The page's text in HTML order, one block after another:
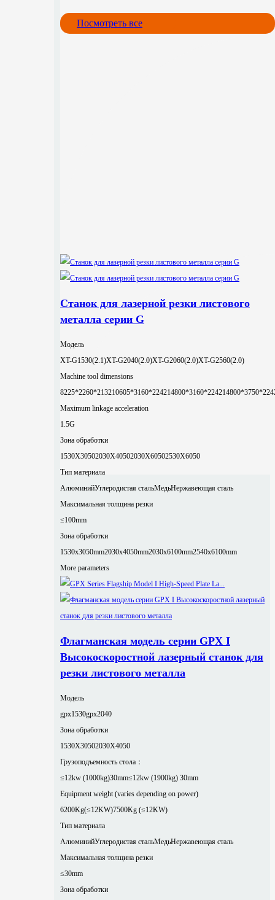
Посмотреть все
Станок для лазерной резки листового
металла серии G
Модель
XT-G1530(2.1)XT-G2040(2.0)XT-G2060(2.0)XT-G2560(2.0)
Machine tool dimensions
8225*2260*213210605*3160*224214800*3160*2242
Maximum linkage acceleration
1.5G
Зона обработки
1530X30502030X40502030X60502530X6050
Тип материала
АлюминийУглеродистая стальМедьНержавеющая сталь
Максимальная толщина резки
≤100mm
Зона обработки
1530x3050mm2030x4050mm2030x6100mm2540x6100mm
More parameters
Флагманская модель серии GPX I
Высокоскоростной лазерный станок для
резки листового металла
Модель
gpx1530gpx2040
Зона обработки
1530X30502030X4050
Грузоподъемность стола：
≤12kw (1000kg)30mm≤12kw (1900kg) 30mm
Equipment weight (varies depending on power)
6200Kg(≤12KW)7500Kg (≤12KW)
Тип материала
АлюминийУглеродистая стальМедьНержавеющая сталь
Максимальная толщина резки
≤30mm
Зона обработки